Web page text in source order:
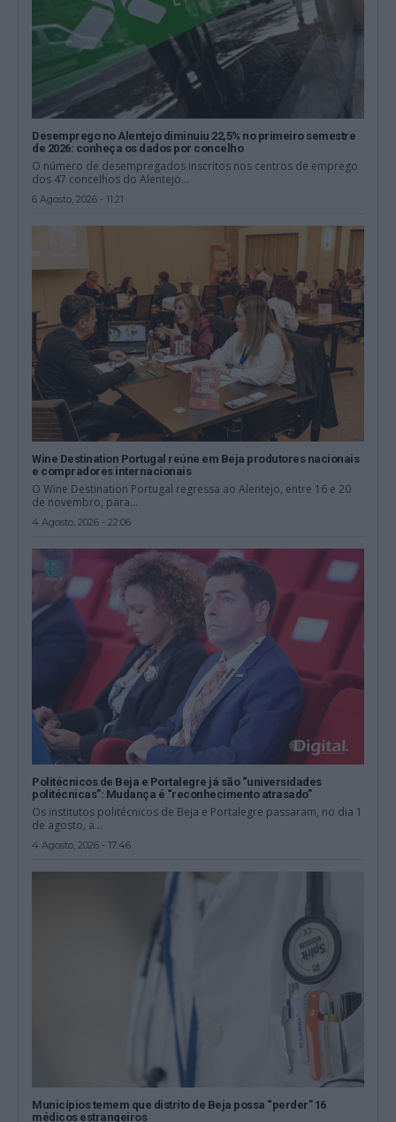
Desemprego no Alentejo diminuiu 22,5% no primeiro semestre
de 2026: conheça os dados por concelho
O número de desempregados inscritos nos centros de emprego
dos 47 concelhos do Alentejo...
6 Agosto, 2026 - 11:21
Wine Destination Portugal reúne em Beja produtores nacionais
e compradores internacionais
O Wine Destination Portugal regressa ao Alentejo, entre 16 e 20
de novembro, para...
4 Agosto, 2026 - 22:06
Politécnicos de Beja e Portalegre já são “universidades
politécnicas”: Mudança é “reconhecimento atrasado”
Os institutos politécnicos de Beja e Portalegre passaram, no dia 1
de agosto, a...
4 Agosto, 2026 - 17:46
Municípios temem que distrito de Beja possa “perder” 16
médicos estrangeiros